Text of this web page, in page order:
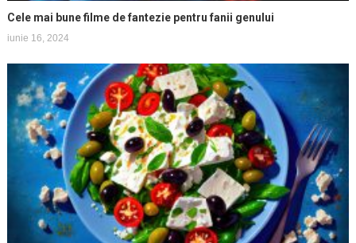
Cele mai bune filme de fantezie pentru fanii genului
iunie 16, 2024